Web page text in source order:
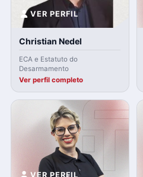
VER PERFIL
Christian Nedel
ECA e Estatuto do
Desarmamento
Ver perfil completo
VER PERFIL